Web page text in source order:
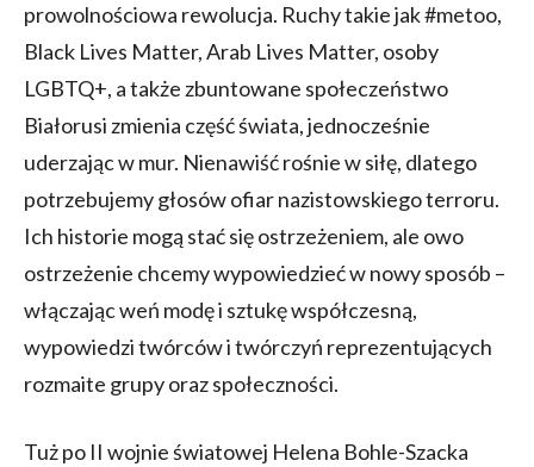
prowolnościowa rewolucja. Ruchy takie jak #metoo,
Black Lives Matter, Arab Lives Matter, osoby
LGBTQ+, a także zbuntowane społeczeństwo
Białorusi zmienia część świata, jednocześnie
uderzając w mur. Nienawiść rośnie w siłę, dlatego
potrzebujemy głosów ofiar nazistowskiego terroru.
Ich historie mogą stać się ostrzeżeniem, ale owo
ostrzeżenie chcemy wypowiedzieć w nowy sposób –
włączając weń modę i sztukę współczesną,
wypowiedzi twórców i twórczyń reprezentujących
rozmaite grupy oraz społeczności.
Tuż po II wojnie światowej Helena Bohle-Szacka